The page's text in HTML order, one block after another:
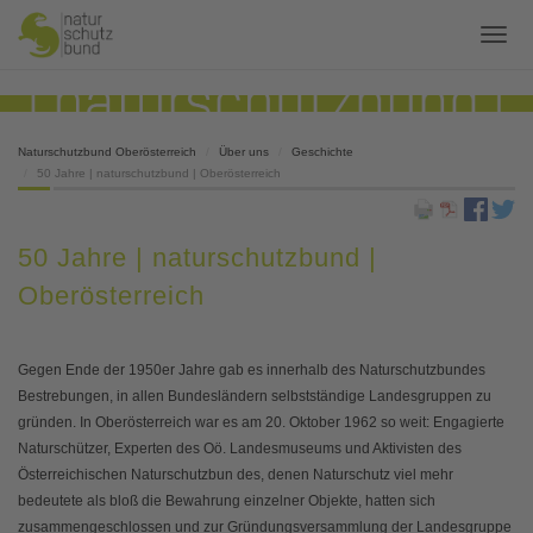
Naturschutzbund Oberösterreich Über uns
Geschichte
50 Jahre | naturschutzbund | Oberösterreich
50 Jahre | naturschutzbund |
Oberösterreich
Gegen Ende der 1950er Jahre gab es innerhalb des Naturschutzbundes
Bestrebungen, in allen Bundesländern selbstständige Landesgruppen zu
gründen. In Oberösterreich war es am 20. Oktober 1962 so weit: Engagierte
Naturschützer, Experten des Oö. Landesmuseums und Aktivisten des
Österreichischen Naturschutzbun des, denen Naturschutz viel mehr
bedeutete als bloß die Bewahrung einzelner Objekte, hatten sich
zusammengeschlossen und zur Gründungsversammlung der Landesgruppe